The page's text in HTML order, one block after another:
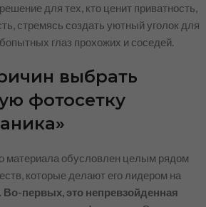
для тех, кто ценит приватность,
стремясь создать уютный уголок для
глаз прохожих и соседей.
выбрать
фотосетку
материала обусловлен целым рядом
которые делают его лидером на
Во-первых, это непревзойденная